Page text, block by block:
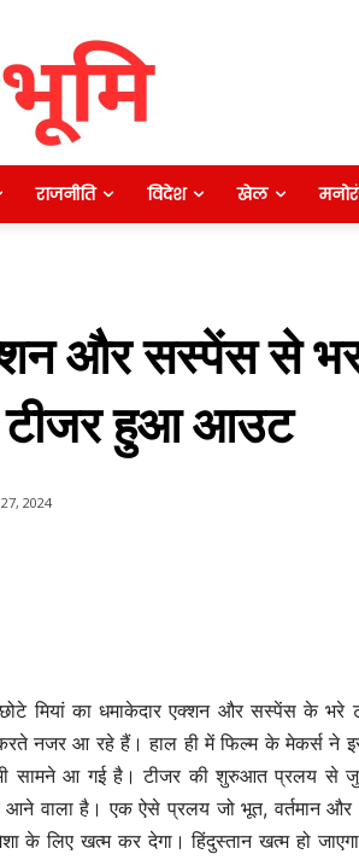
राजनीति विदेश खेल
और सस्पेंस से
टीजर हुआ आउट
2024
छोटे मियां का धमाकेदार एक्शन और सस्पेंस के
नजर आ रहे हैं। हाल ही में फिल्म के मेकर्स ने
सामने आ गई है। टीजर की शुरुआत प्रलय से
आने वाला है। एक ऐसे प्रलय जो भूत, वर्तमान और
के लिए खत्म कर देगा। हिंदुस्तान खत्म हो